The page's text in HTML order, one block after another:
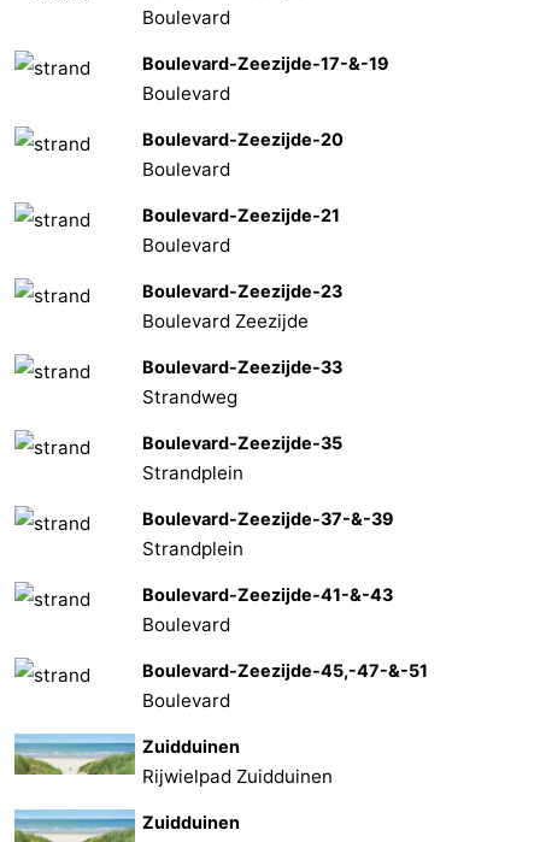
Boulevard
Boulevard-Zeezijde-17-&-19
Boulevard
Boulevard-Zeezijde-20
Boulevard
Boulevard-Zeezijde-21
Boulevard
Boulevard-Zeezijde-23
Boulevard Zeezijde
Boulevard-Zeezijde-33
Strandweg
Boulevard-Zeezijde-35
Strandplein
Boulevard-Zeezijde-37-&-39
Strandplein
Boulevard-Zeezijde-41-&-43
Boulevard
Boulevard-Zeezijde-45,-47-&-51
Boulevard
Zuidduinen
Rijwielpad Zuidduinen
Zuidduinen